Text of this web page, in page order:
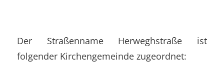
Der Straßenname Herweghstraße ist
folgender Kirchengemeinde zugeordnet: